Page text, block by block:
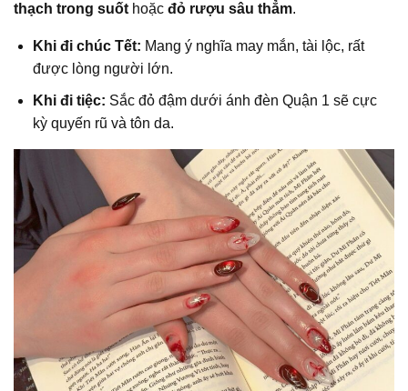
thạch trong suốt hoặc đỏ rượu sâu thẳm.
Khi đi chúc Tết: Mang ý nghĩa may mắn, tài lộc, rất
được lòng người lớn.
Khi đi tiệc: Sắc đỏ đậm dưới ánh đèn Quận 1 sẽ cực
kỳ quyến rũ và tôn da.